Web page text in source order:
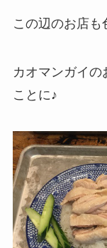
この辺のお店も
カオマンガイの
ことに♪